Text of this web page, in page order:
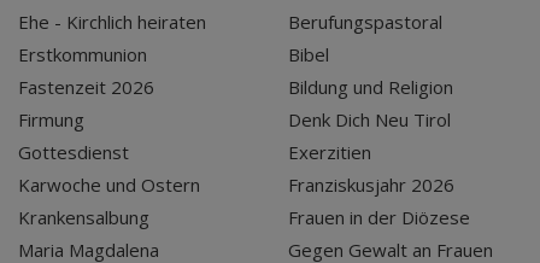
Ehe - Kirchlich heiraten
Erstkommunion
Fastenzeit 2026
Firmung
Gottesdienst
Karwoche und Ostern
Krankensalbung
Maria Magdalena
Berufungspastoral
Bibel
Bildung und Religion
Denk Dich Neu Tirol
Exerzitien
Franziskusjahr 2026
Frauen in der Diözese
Gegen Gewalt an Frauen